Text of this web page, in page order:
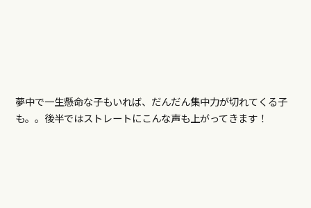
夢中で一生懸命な子もいれば、だんだん集中力が切れてくる子
も。。後半ではストレートにこんな声も上がってきます！